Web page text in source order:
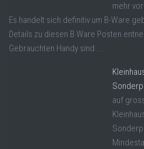
mehr
Es handelt sich definitiv um B-Ware
Details zu diesen B Ware Posten
Gebrauchten Handy sind ...
auf